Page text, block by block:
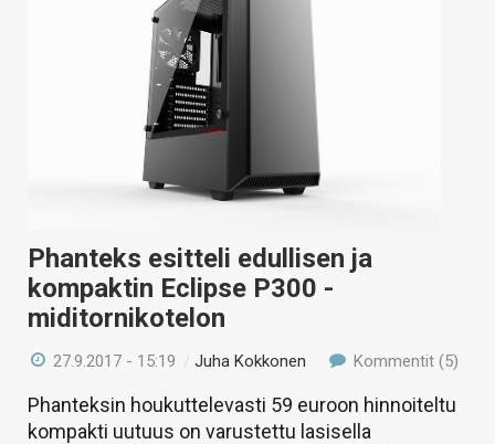
Phanteks esitteli edullisen ja
kompaktin Eclipse P300 -
miditornikotelon
27.9.2017 - 15:19 /Juha Kokkonen Kommentit (5)
Phanteksin houkuttelevasti 59 euroon hinnoiteltu
kompakti uutuus on varustettu lasisella